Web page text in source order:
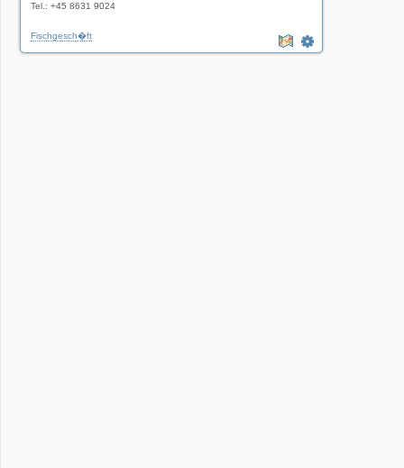
Tel.: +45 8631 9024
Fischgesch�ft